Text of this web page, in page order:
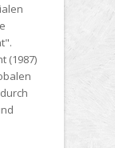
(1987)